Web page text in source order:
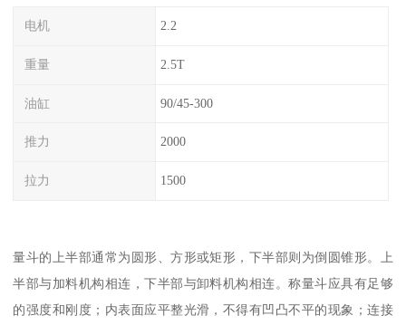
电机 2.2
重量 2.5T
油缸 90/45-300
推力 2000
拉力 1500
量斗的上半部通常为圆形、方形或矩形，下半部则为倒圆锥形。上
半部与加料机构相连，下半部与卸料机构相连。称量斗应具有足够
的强度和刚度；内表面应平整光滑，不得有凹凸不平的现象；连接